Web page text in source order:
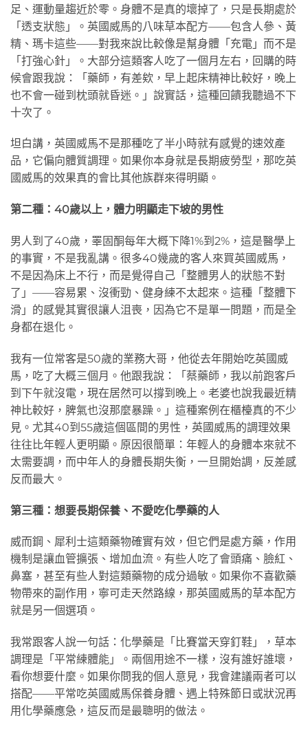
足、運動量趨近於零。身體不是真的壞掉了，只是長期處於
「透支狀態」。英國威馬的八味草本配方——包含人參、黃
精、瑪卡這些——對我來說比較像是幫身體「充電」而不是
「打強心針」。大部分這類客人吃了一個月左右，回購的時
候會跟我說：「藥師，有差欸，早上起床精神比較好，晚上
也不會一碰到枕頭就昏迷。」說實話，這種回饋我聽過不下
十次了。
坦白講，英國威馬不是那種吃了半小時就有感覺的速效產
品，它偏向體質調理。如果你本身就是長期疲勞型，那吃英
國威馬的效果真的會比其他族群來得明顯。
第二種：40歲以上，體力明顯走下坡的男性
男人到了40歲，睪固酮每年大概下降1%到2%，這是醫學上
的事實，不是我亂講。很多40幾歲的客人來買英國威馬，
不是因為床上不行，而是覺得自己「整體男人的狀態不對
了」——容易累、沒衝勁、健身練不太起來。這種「整體下
滑」的感覺其實很讓人沮喪，因為它不是單一問題，而是全
身都在退化。
我有一位常客是50歲的業務大哥，他從去年開始吃英國威
馬，吃了大概三個月。他跟我說：「蔡藥師，我以前跑客戶
到下午就沒電，現在居然可以撐到晚上。老婆也說我最近精
神比較好，脾氣也沒那麼暴躁。」這種案例在櫃檯真的不少
見。尤其40到55歲這個區間的男性，英國威馬的調理效果
往往比年輕人更明顯。原因很簡單：年輕人的身體本來就不
太需要調，而中年人的身體長期失衡，一旦開始調，反差感
反而最大。
第三種：想要長期保養、不愛吃化學藥的人
威而鋼、犀利士這類藥物確實有效，但它們是處方藥，作用
機制是讓血管擴張、增加血流。有些人吃了會頭痛、臉紅、
鼻塞，甚至有些人對這類藥物的成分過敏。如果你不喜歡藥
物帶來的副作用，寧可走天然路線，那英國威馬的草本配方
就是另一個選項。
我常跟客人說一句話：化學藥是「比賽當天穿釘鞋」，草本
調理是「平常練體能」。兩個用途不一樣，沒有誰好誰壞，
看你想要什麼。如果你問我的個人意見，我會建議兩者可以
搭配——平常吃英國威馬保養身體、遇上特殊節日或狀況再
用化學藥應急，這反而是最聰明的做法。